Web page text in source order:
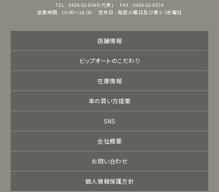
TEL : 0438-62-8345(代表)
FAX : 0438-62-8574
営業時間 : 10:00～18:00
定休日 : 毎週火曜日及び第2・3水曜日
店舗情報
ビップオートのこだわり
在庫情報
車の買い方提案
SNS
会社概要
お問い合わせ
個人情報保護方針